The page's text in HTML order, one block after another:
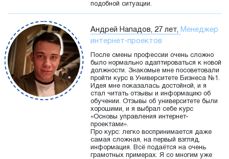
подобной ситуации.
Андрей Нападов, 27 лет,
Менеджер
интернет-проектов
После смены профессии очень сложно
было нормально адаптироваться к новой
должности. Знакомые мне посоветовали
пройти курс в Университете Бизнеса №1.
Идея мне показалась достойной, и я
стал читать отзывы и информацию об
обучении. Отзывы об университете были
хорошими, и я выбрал себе курс
«Основы управления интернет-
проектами».
Про курс: легко воспринимается даже
самая сложная, на первый взгляд,
информация. Всё подаётся на очень
грамотных примерах. Я со многим уже